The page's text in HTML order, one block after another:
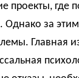
проекты, где
Однако за
Главная